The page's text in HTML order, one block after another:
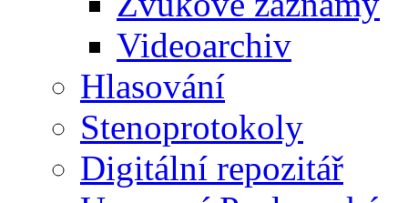
Videoarchiv
Hlasování
Stenoprotokoly
Digitální repozitář